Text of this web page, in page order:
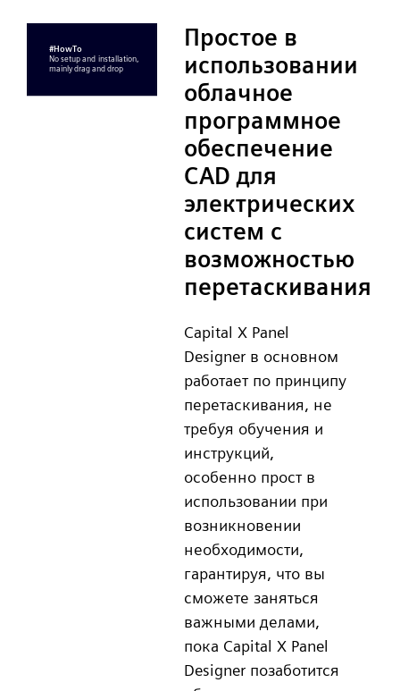
Простое в
использовании
облачное
программное
обеспечение
CAD для
электрических
систем с
возможностью
перетаскивания
Capital X Panel
Designer в основном
работает по принципу
перетаскивания, не
требуя обучения и
инструкций,
особенно прост в
использовании при
возникновении
необходимости,
гарантируя, что вы
сможете заняться
важными делами,
пока Capital X Panel
Designer позаботится